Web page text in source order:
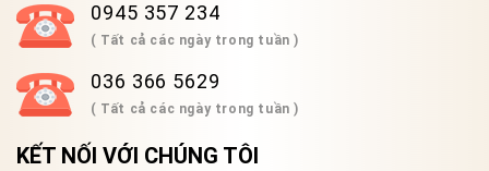
0945 357 234
( Tất cả các ngày trong tuần )
036 366 5629
( Tất cả các ngày trong tuần )
KẾT NỐI VỚI CHÚNG TÔI